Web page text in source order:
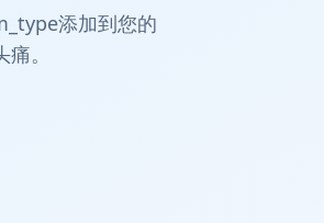
添加到您的
。